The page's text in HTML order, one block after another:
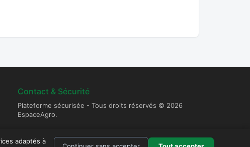
Contact & Sécurité
Plateforme sécurisée - Tous droits réservés © 2026
EspaceAgro.
adaptés à